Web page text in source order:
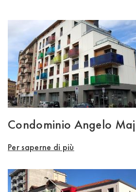
Condominio Angelo Maj
Per saperne di più